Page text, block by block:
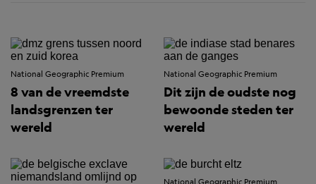
National Geographic Premium
8 van de vreemdste
landsgrenzen ter
wereld
National Geographic Premium
Dit zijn de oudste nog
bewoonde steden ter
wereld